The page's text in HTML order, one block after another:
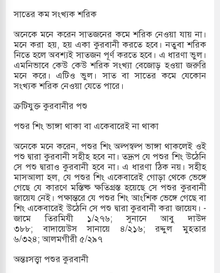
সাতের কম সংখ্যক শরিক
অনেকে মনে করেন সাতজনের কমে শরিক নেওয়া যায় না।
মনে করা হয়, হয় একা কুরবানী করতে হবে। নতুবা শরিক
নিতে হলে অবশ্যই সাতজন পূর্ণ করতে হবে। এ ধারণা ভুল।
এমনিভাবে কেউ কেউ শরিক সংখ্যা বেজোড় হওয়া জরুরি
মনে করে। এটিও ভুল। সাত বা সাতের কমে যেকোন
সংখ্যক শরিক নেওয়া যেতে পারে।
ক্রটিযুক্ত কুরবানীর পশু
পশুর শিং ভাঙ্গা থাকা বা একেবারেই না থাকা
অনেকে মনে করেন, পশুর শিং অল্পস্বল্প ভাঙ্গা থাকলেই ওই
পশু দ্বারা কুরবানী সহীহ হবে না। তদ্রূপ যে পশুর শিং উঠেনি
সে পশু দ্বারাও কুরবানী হবে না। এ ধারণা ঠিক নয়। সহীহ
মাসআলা হল, যে পশুর শিং একেবারেই গোড়া থেকে ভেঙ্গে
গেছে যে কারণে মস্তিষ্ক ক্ষতিগ্রস্ত হয়েছে সে পশুর কুরবানী
জায়েয নেই। পক্ষান্তরে যে পশুর শিং আংশিক ভেঙ্গে গেছে বা
শিং একেবারেই উঠেনি সে পশু দ্বারা কুরবানী করা জায়েয। -
জামে তিরমিযী ১/২৭৬; সুনানে আবু দাউদ
৩৮৮; বাদায়েউস সানায়ে ৪/২১৬; রদ্দুল মুহ্তার
৬/৩২৪; আলমগীরী ৫/২৯৭
অন্তঃসত্ত্বা পশুর কুরবানী